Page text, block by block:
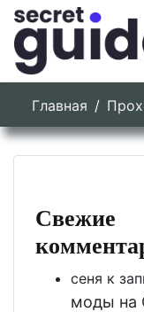
Главная
Свежие
сеня к
моды на